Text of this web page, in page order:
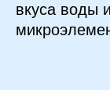
вкуса воды